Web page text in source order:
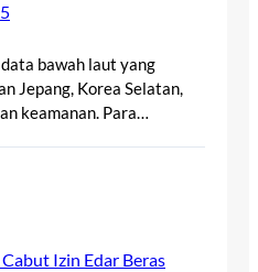
bawah laut yang
Jepang, Korea Selatan,
keamanan. Para…
Izin Edar Beras